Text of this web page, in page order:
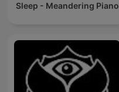
Sleep - Meandering Piano